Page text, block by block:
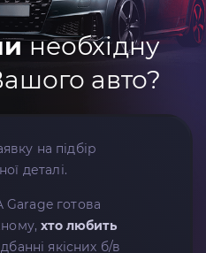
необхідну
авто?
на підбір
деталі.
Garage готова
хто любить
якісних б/в